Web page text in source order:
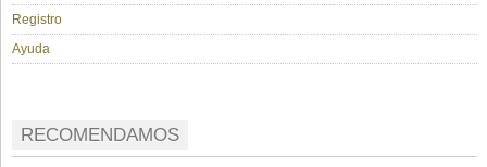
Registro
Ayuda
RECOMENDAMOS